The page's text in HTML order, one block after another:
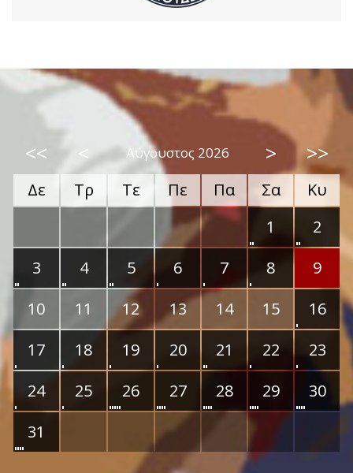
<< < Αύγουστος 2026 > >>
Δε Τρ Τε Πε Πα Σα
Κυ
1
2
3
4 5 6 7 8
9
10
11 12 13 14 15
16
17
18 19 20 21 22
23
24
25 26 27 28 29
30
31